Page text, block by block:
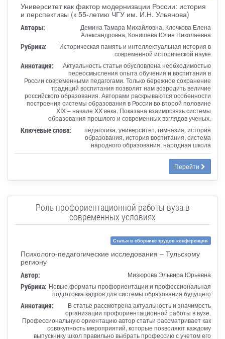
Университет как фактор модернизации России: история
и перспективы (к 55-летию ЧГУ им. И.Н. Ульянова)
Авторы:
Демина Тамара Михайловна, Клочкова Елена
Александровна, Конишева Юлия Николаевна
Рубрика:
Историческая память и интеллектуальная история в
современной исторической науке
Аннотация:
Актуальность статьи обусловлена необходимостью
переосмысления опыта обучения и воспитания в
России современными педагогами. Только бережное сохранение
традиций воспитания позволит нам возродить величие
российского образования. Авторами раскрываются особенности
построения системы образования в России во второй половине
XIX – начале XX века. Показана взаимосвязь системы
образования прошлого и современных взглядов ученых.
Ключевые слова:
педагогика, университет, гимназия, история
образования, история воспитания, система
народного образования, народная школа
Перейти
Роль профориентационной работы вуза в
современных условиях
Статья в сборнике трудов конференции
Психолого-педагогические исследования – Тульскому
региону
Автор: Мизюрова Эльвира Юрьевна
Рубрика: Новые форматы профориентации и профессиональная
подготовка кадров для системы образования будущего
Аннотация:
В статье рассмотрена актуальность и значимость
организации профориентационной работы в вузе.
Профессиональную ориентацию автор статьи рассматривает как
совокупность мероприятий, которые позволяют каждому
выпускнику школ правильно выбрать профессию с учетом его